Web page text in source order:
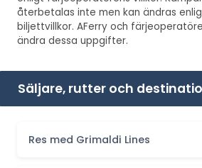
återbetalas inte men kan ändras
biljettvillkor. AFerry och
ändra dessa uppgifter.
Säljare, rutter och
Res med Grimaldi Lines